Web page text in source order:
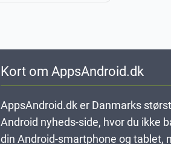
Kort om AppsAndroid.dk
AppsAndroid.dk er Danmarks
Android nyheds-side, hvor du ikke
din Android-smartphone og tablet,